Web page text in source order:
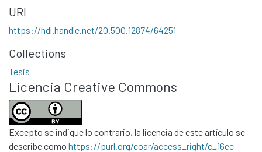
URI
https://hdl.handle.net/20.500.12874/64251
Collections
Tesis
Licencia Creative Commons
Excepto se indique lo contrario, la licencia de este artículo se
describe como https://purl.org/coar/access_right/c_16ec